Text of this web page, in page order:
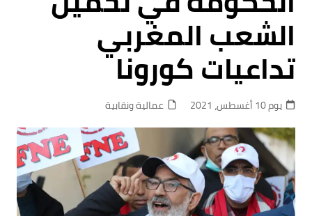
الشعب المغربي
تداعيات كورونا
يوم 10 أغسطس، 2021 عمالية ونقابية